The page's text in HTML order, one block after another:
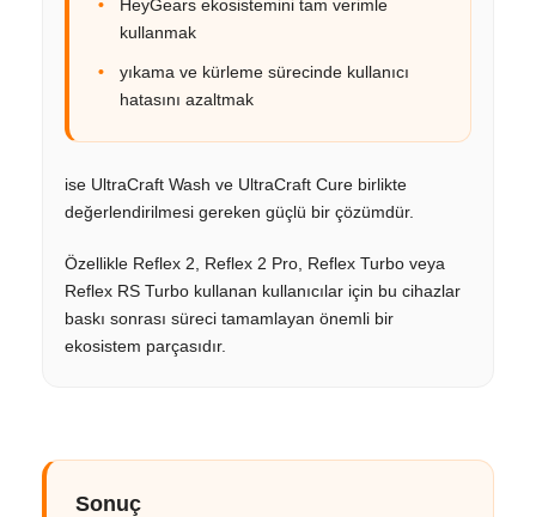
HeyGears ekosistemini tam verimle
kullanmak
yıkama ve kürleme sürecinde kullanıcı
hatasını azaltmak
ise UltraCraft Wash ve UltraCraft Cure birlikte
değerlendirilmesi gereken güçlü bir çözümdür.
Özellikle Reflex 2, Reflex 2 Pro, Reflex Turbo veya
Reflex RS Turbo kullanan kullanıcılar için bu cihazlar
baskı sonrası süreci tamamlayan önemli bir
ekosistem parçasıdır.
Sonuç